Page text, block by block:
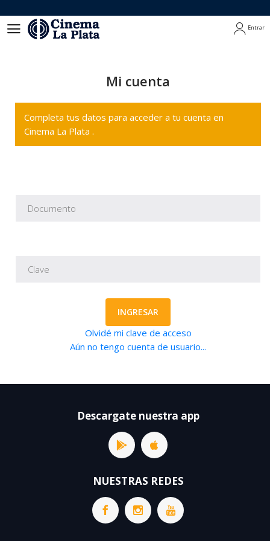
Entrar
Mi cuenta
Completa tus datos para acceder a tu cuenta en
Cinema La Plata .
INGRESAR
Olvidé mi clave de acceso
Aún no tengo cuenta de usuario...
Descargate nuestra app
NUESTRAS REDES